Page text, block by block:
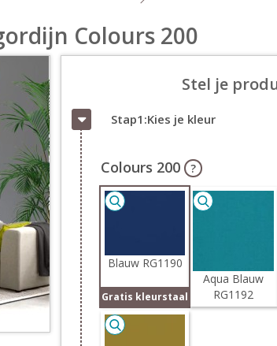
Colours 200
Stel je
Stap1:Kies je kleur
Colours 200 ?
Blauw RG1190
Gratis kleurstaal
Aqua Blauw
RG1192